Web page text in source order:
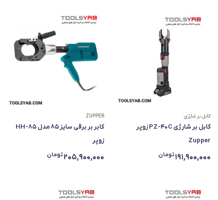
کابل بر شارژی
کابل بر شارژی PZ-40C زوپر
Zupper
191,900,000تومان
ZUPPER
کابر بر برقی سایز ۸۵ مدل HH-85
زوپر
205,900,000تومان